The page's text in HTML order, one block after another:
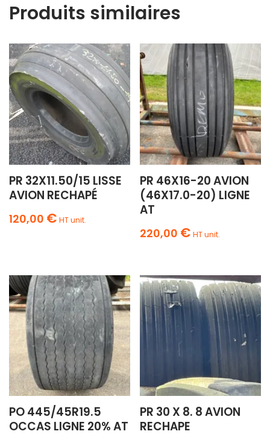
Produits similaires
PR 32X11.50/15 LISSE
AVION RECHAPÉ
120,00 € HT unit.
PR 46X16-20 AVION
(46X17.0-20) LIGNE
AT
220,00 € HT unit.
PO 445/45R19.5
OCCAS LIGNE 20% AT
PR 30 X 8. 8 AVION
RECHAPE